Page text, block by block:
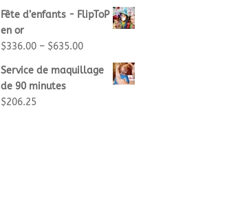
Fête d’enfants - FlipToP
en or
$336.00 – $635.00
Service de maquillage
de 90 minutes
$206.25